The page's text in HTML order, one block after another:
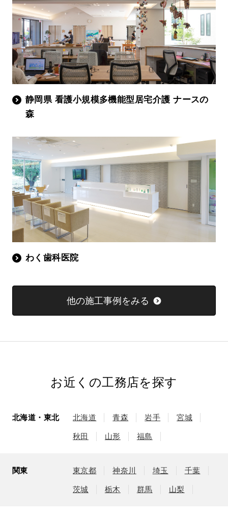
静岡県 看護小規模多機能型居宅介護 ナースの
森
わく歯科医院
他の施工事例をみる
お近くの工務店を探す
北海道・東北 北海道 青森 岩手 宮城
秋田 山形 福島
関東 東京都 神奈川 埼玉 千葉
茨城 栃木 群馬 山梨